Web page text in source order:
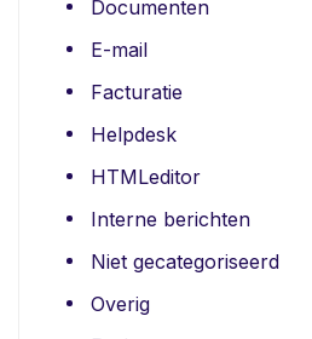
Documenten
E-mail
Facturatie
Helpdesk
HTMLeditor
Interne berichten
Niet gecategoriseerd
Overig